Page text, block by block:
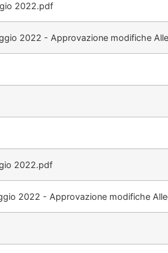
2022.pdf
2022 - Approvazione modifiche
2022.pdf
2022 - Approvazione modifiche